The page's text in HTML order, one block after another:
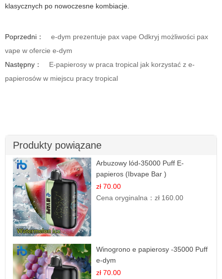
klasycznych po nowoczesne kombiacje.
Poprzedni：
e-dym prezentuje pax vape Odkryj możliwości pax
vape w ofercie e-dym
Następny：
E-papierosy w praca tropical jak korzystać z e-
papierosów w miejscu pracy tropical
Produkty powiązane
Arbuzowy lód-35000 Puff E-
papieros (Ibvape Bar )
zł 70.00
Cena oryginalna：zł 160.00
Winogrono e papierosy -35000 Puff
e-dym
zł 70.00